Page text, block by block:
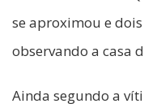
se aproximou e
observando a casa
Ainda segundo a